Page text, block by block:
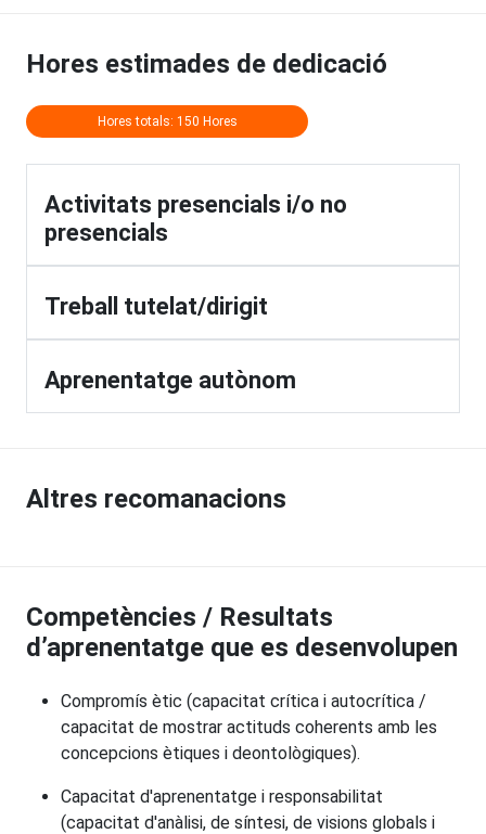
Hores estimades de dedicació
Hores totals: 150 Hores
Activitats presencials i/o no
presencials
Treball tutelat/dirigit
Aprenentatge autònom
Altres recomanacions
Competències / Resultats
d’aprenentatge que es desenvolupen
Compromís ètic (capacitat crítica i autocrítica /
capacitat de mostrar actituds coherents amb les
concepcions ètiques i deontològiques).
Capacitat d'aprenentatge i responsabilitat
(capacitat d'anàlisi, de síntesi, de visions globals i